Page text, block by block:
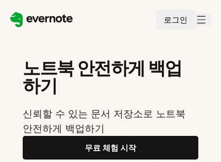
로그인
노트북 안전하게 백업
하기
신뢰할 수 있는 문서 저장소로 노트북
안전하게 백업하기
무료 체험 시작